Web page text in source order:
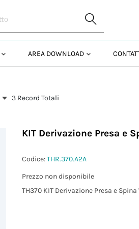
AREA DOWNLOAD
3 Record Totali
KIT Derivazione Presa e
Codice:THR.370.A2A
Prezzo non disponibile
TH370 KIT Derivazione Presa e